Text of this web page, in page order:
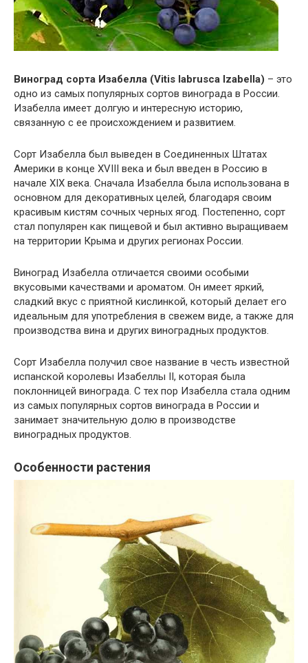
Виноград сорта Изабелла (Vitis labrusca Izabella) – это
одно из самых популярных сортов винограда в России.
Изабелла имеет долгую и интересную историю,
связанную с ее происхождением и развитием.
Сорт Изабелла был выведен в Соединенных Штатах
Америки в конце XVIII века и был введен в Россию в
начале XIX века. Сначала Изабелла была использована в
основном для декоративных целей, благодаря своим
красивым кистям сочных черных ягод. Постепенно, сорт
стал популярен как пищевой и был активно выращиваем
на территории Крыма и других регионах России.
Виноград Изабелла отличается своими особыми
вкусовыми качествами и ароматом. Он имеет яркий,
сладкий вкус с приятной кислинкой, который делает его
идеальным для употребления в свежем виде, а также для
производства вина и других виноградных продуктов.
Сорт Изабелла получил свое название в честь известной
испанской королевы Изабеллы II, которая была
поклонницей винограда. С тех пор Изабелла стала одним
из самых популярных сортов винограда в России и
занимает значительную долю в производстве
виноградных продуктов.
Особенности растения